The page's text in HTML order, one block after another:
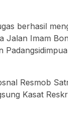
berhasil
Jalan Imam
Resmob
Kasat